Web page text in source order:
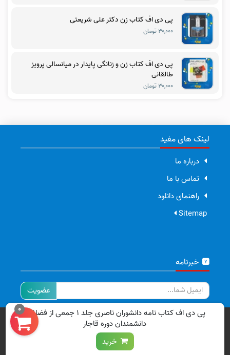
پی دی اف کتاب زن دکتر علی شریعتی
۳۰,۰۰۰ تومان
پی دی اف کتاب زن و زنانگی پایدار در میانسالی پرویز
طالقانی
۳۰,۰۰۰ تومان
لینک های مفید
درباره ما
تماس با ما
راهنمای دانلود
Sitemap
خبرنامه
ایمیل
تمامی حقوق برای سایت ما محفوظ است.
0
پی دی اف کتاب نامه دانشوران ناصری جلد ۱ جمعی از فضلاء و
دانشمندان دوره قاجار
خرید